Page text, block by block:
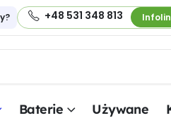
+48 531 348 813
Baterie Używane